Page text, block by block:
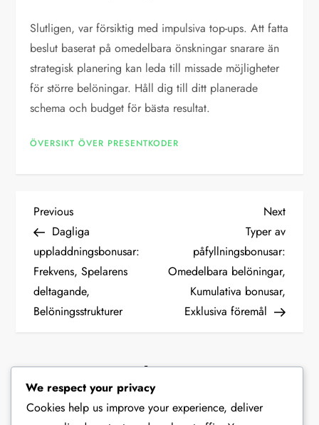
Slutligen, var försiktig med impulsiva top-ups. Att fatta
beslut baserat på omedelbara önskningar snarare än
strategisk planering kan leda till missade möjligheter
för större belöningar. Håll dig till ditt planerade
schema och budget för bästa resultat.
ÖVERSIKT ÖVER PRESENTKODER
P
o
s
t
a
Previous
Post
Previous
Dagliga
uppladdningsbonusar:
Frekvens, Spelarens
deltagande,
Belöningsstrukturer
Next
Post
Next
Typer av
påfyllningsbonusar:
Omedelbara belöningar,
Kumulativa bonusar,
Exklusiva föremål
Leave a Reply
Your email address will not be published. Required fields
We respect your privacy
Cookies help us improve your experience, deliver